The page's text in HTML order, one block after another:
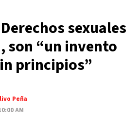
sexuales
son “un invento
principios”
Peña
AM